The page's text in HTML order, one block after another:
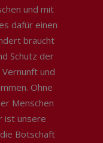
und mit
dafür einen
braucht
Schutz der
und
Ohne
Menschen
ist unsere
Botschaft